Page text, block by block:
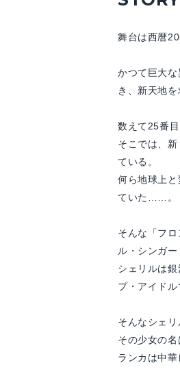
舞台は西暦
かつて巨大
き、新天地
数えて25番
そこでは、
ている。
何ら地球上
ていた……。
そんな「フ
ル・シンガ
シェリルは
プ・アイドル
そんなシェリ
その少女の名
ランカは中